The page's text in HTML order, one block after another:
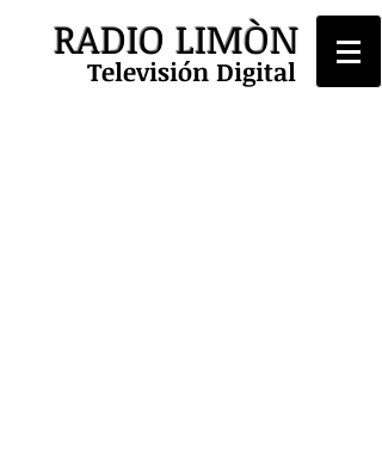
RADIO LIMÒN
Televisión Digital